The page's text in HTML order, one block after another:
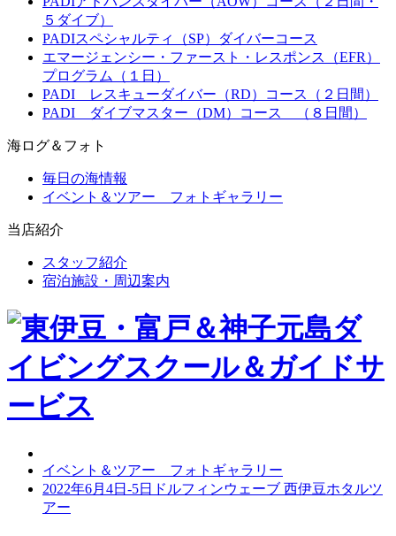
５ダイブ）
PADIスペシャルティ（SP）ダイバーコース
エマージェンシー・ファースト・レスポンス（EFR）
プログラム（１日）
PADI レスキューダイバー（RD）コース（２日間）
PADI ダイブマスター（DM）コース （８日間）
海ログ＆フォト
毎日の海情報
イベント＆ツアー フォトギャラリー
当店紹介
スタッフ紹介
宿泊施設・周辺案内
イベント＆ツアー フォトギャラリー
2022年6月4日-5日ドルフィンウェーブ 西伊豆ホタルツ
アー